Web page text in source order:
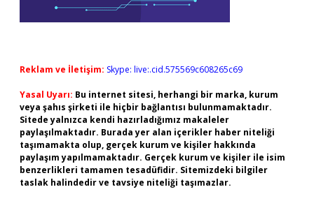
Reklam ve İletişim: Skype: live:.cid.575569c608265c69
Yasal Uyarı: Bu internet sitesi, herhangi bir marka, kurum
veya şahıs şirketi ile hiçbir bağlantısı bulunmamaktadır.
Sitede yalnızca kendi hazırladığımız makaleler
paylaşılmaktadır. Burada yer alan içerikler haber niteliği
taşımamakta olup, gerçek kurum ve kişiler hakkında
paylaşım yapılmamaktadır. Gerçek kurum ve kişiler ile isim
benzerlikleri tamamen tesadüfidir. Sitemizdeki bilgiler
taslak halindedir ve tavsiye niteliği taşımazlar.